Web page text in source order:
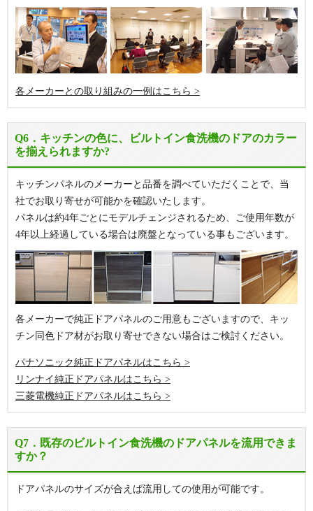
各メーカーとの取り組みの一例はこちら
Q6．キッチンの色に、ビルトイン食洗機のドアのカラー
を揃えられますか?
キッチンパネルのメーカーと品番を調べていただくことで、当
社でお取り寄せが可能かを確認いたします。
パネルは約4年ごとにモデルチェンジされるため、ご使用年数が
4年以上経過している場合は廃盤となっている事もございます。
各メーカーで純正ドアパネルのご用意もございますので、キッ
チン同色ドア材がお取り寄せできない場合はご検討ください。
パナソニック純正ドアパネルはこちら
リンナイ純正ドアパネルはこちら
三菱電機純正ドアパネルはこちら
Q7．既存のビルトイン食洗機のドアパネルを流用できま
すか？
ドアパネルのサイズが合えば流用しての使用が可能です。